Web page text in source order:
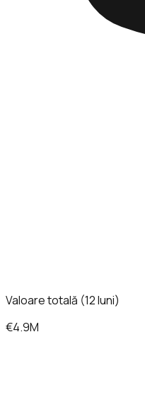
Valoare totală (12 luni)
€4.9M